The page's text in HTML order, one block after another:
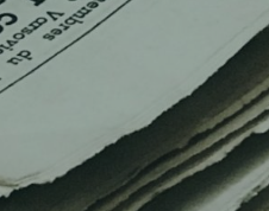
MINI'S
6-jarigen